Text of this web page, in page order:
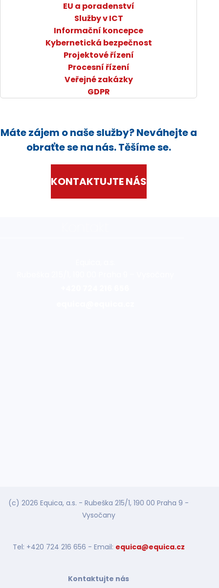
EU a poradenství
Služby v ICT
Informační koncepce
Kybernetická bezpečnost
Projektové řízení
Procesní řízení
Veřejné zakázky
GDPR
Máte zájem o naše služby? Neváhejte a
obraťte se na nás. Těšíme se.
KONTAKTUJTE NÁS
(c) 2026 Equica, a.s. - Rubeška 215/1, 190 00 Praha 9 -
Vysočany
Tel: +420 724 216 656 - Email: equica@equica.cz
Kontaktujte nás